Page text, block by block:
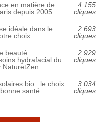
en matière de
depuis 2005
4 155
cliques
idéale dans le
choix
2 693
cliques
beauté
hydrafacial du
NaturetZen
2 929
cliques
bio : le choix
santé
3 034
cliques